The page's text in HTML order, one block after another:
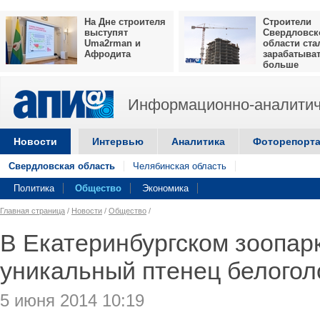
На Дне строителя
выступят
Uma2rman и
Афродита
Строители
области
больше
Информационно-
Новости Интервью Аналитика
Свердловская область Челябинская область
Политика Общество Экономика
Главная страница / Новости / Общество /
В Екатеринбургском
уникальный птенец
5 июня 2014 10:19